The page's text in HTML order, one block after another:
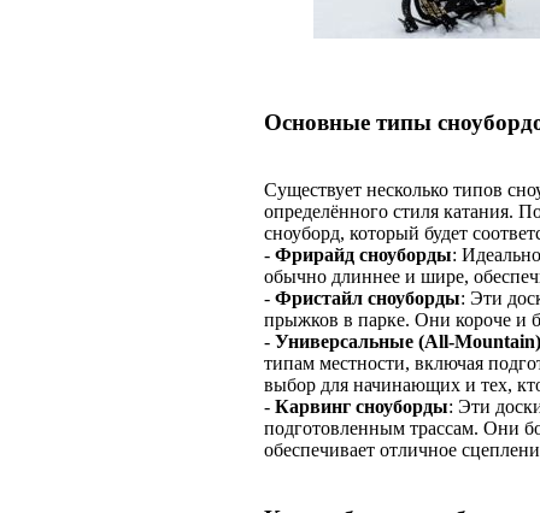
Основные типы
Существует несколько типов
определённого стиля катания.
сноуборд, который будет
- Фрирайд сноуборды:
обычно длиннее и шире,
- Фристайл сноуборды: Эти
прыжков в парке. Они короче и
- Универсальные (All-
типам местности, включая
выбор для начинающих и тех,
- Карвинг сноуборды: Эти
подготовленным трассам. Они
обеспечивает отличное